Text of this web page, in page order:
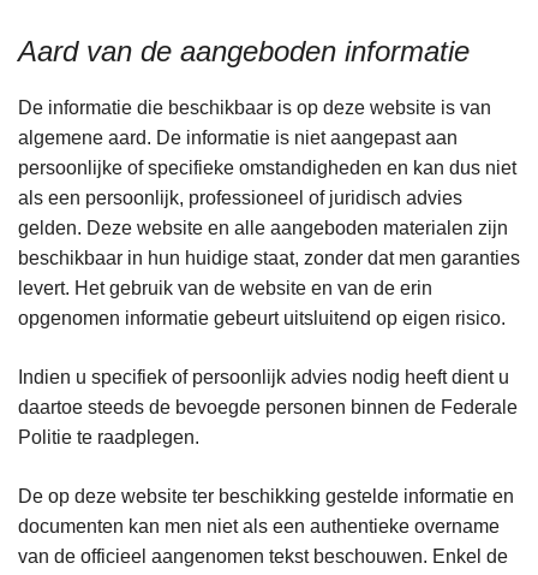
Aard van de aangeboden informatie
De informatie die beschikbaar is op deze website is van
algemene aard. De informatie is niet aangepast aan
persoonlijke of specifieke omstandigheden en kan dus niet
als een persoonlijk, professioneel of juridisch advies
gelden. Deze website en alle aangeboden materialen zijn
beschikbaar in hun huidige staat, zonder dat men garanties
levert. Het gebruik van de website en van de erin
opgenomen informatie gebeurt uitsluitend op eigen risico.
Indien u specifiek of persoonlijk advies nodig heeft dient u
daartoe steeds de bevoegde personen binnen de Federale
Politie te raadplegen.
De op deze website ter beschikking gestelde informatie en
documenten kan men niet als een authentieke overname
van de officieel aangenomen tekst beschouwen. Enkel de